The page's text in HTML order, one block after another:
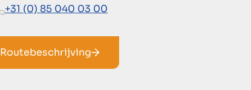
+31 (0) 85 040 03 00
Routebeschrijving